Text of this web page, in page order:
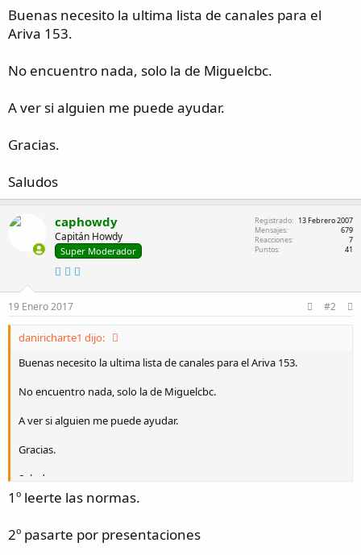
c
v
a
d
Buenas necesito la ultima lista de canales para el
Ariva 153.
No encuentro nada, solo la de Miguelcbc.
A ver si alguien me puede ayudar.
Gracias.
Saludos
caphowdy
Capitán Howdy
Super Moderador
Registrado
13 Febrero 2007
Mensajes
679
Reacciones
7
Puntos
41
19 Enero 2017 #2
daniricharte1 dijo:
Buenas necesito la ultima lista de canales para el Ariva 153.
No encuentro nada, solo la de Miguelcbc.
A ver si alguien me puede ayudar.
Gracias.
Saludos
1º leerte las normas.
2º pasarte por presentaciones